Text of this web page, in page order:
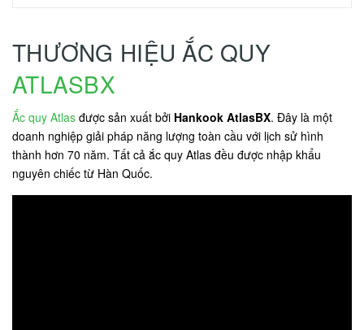
THƯƠNG HIỆU ẮC QUY
ATLASBX
Ắc quy Atlas được sản xuất bởi Hankook AtlasBX. Đây là một
doanh nghiệp giải pháp năng lượng toàn cầu với lịch sử hình
thành hơn 70 năm. Tất cả ắc quy Atlas đều được nhập khẩu
nguyên chiếc từ Hàn Quốc.